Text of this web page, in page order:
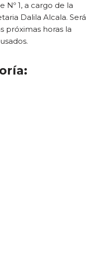
1, a cargo de la
Dalila Alcala. Será
próximas horas la